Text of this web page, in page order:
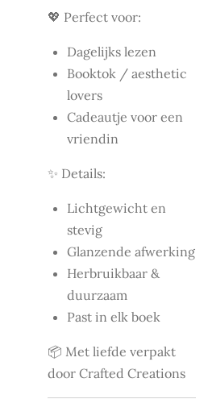
💖 Perfect voor:
Dagelijks lezen
Booktok / aesthetic
lovers
Cadeautje voor een
vriendin
✨ Details:
Lichtgewicht en
stevig
Glanzende afwerking
Herbruikbaar &
duurzaam
Past in elk boek
📦 Met liefde verpakt
door Crafted Creations